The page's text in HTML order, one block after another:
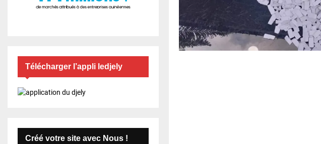
Télécharger l’appli ledjely
Créé votre site avec Nous !